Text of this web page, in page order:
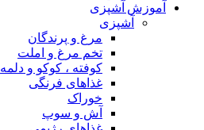
آموزش آشپزی
آشپزی
مرغ و پرندگان
تخم مرغ و املت
کوفته ، کوکو و دلمه
غذاهای فرنگی
خوراک
آش و سوپ